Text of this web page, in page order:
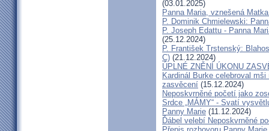
(03.01.2025)
Panna Maria, vznešená
P. Dominik Chmielewski:
P. Joseph Edattu - Panna
(25.12.2024)
P. František Trstenský:
C) (21.12.2024)
ÚPLNÉ ZNĚNÍ ÚKONU
Kardinál Burke celebroval
zasvěcení (15.12.2024)
Neposkvrněné početí jako
Srdce „MÁMY“ - Svatí
Panny Marie (11.12.2024)
Ďábel velebí Neposkvrněné